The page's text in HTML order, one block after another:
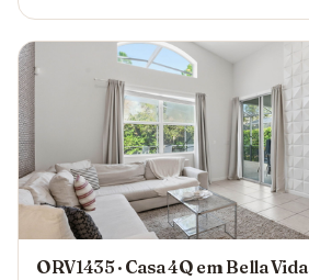
ORV1435 · Casa 4Q em Bella Vida